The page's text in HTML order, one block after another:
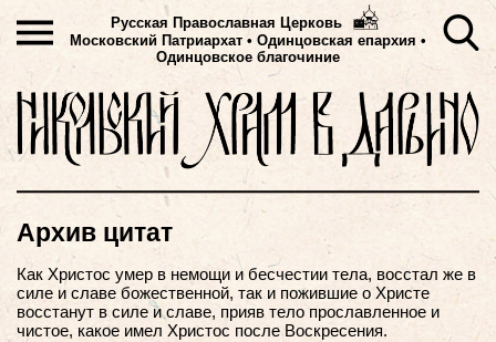
Русская Православная Церковь
Московский Патриархат • Одинцовская епархия •
Одинцовское благочиние
Архив цитат
Как Христос умер в немощи и бесчестии тела, восстал же в
силе и славе божественной, так и пожившие о Христе
восстанут в силе и славе, прияв тело прославленное и
чистое, какое имел Христос после Воскресения.